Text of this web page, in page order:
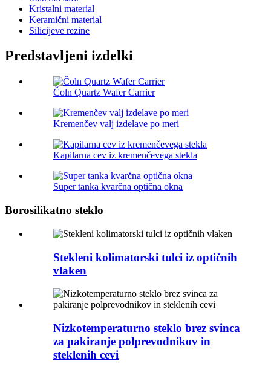
Kristalni material
Keramični material
Silicijeve rezine
Predstavljeni izdelki
Čoln Quartz Wafer Carrier
Kremenčev valj izdelave po meri
Kapilarna cev iz kremenčevega stekla
Super tanka kvarčna optična okna
Borosilikatno steklo
Stekleni kolimatorski tulci iz optičnih
vlaken
Nizkotemperaturno steklo brez svinca
za pakiranje polprevodnikov in
steklenih cevi